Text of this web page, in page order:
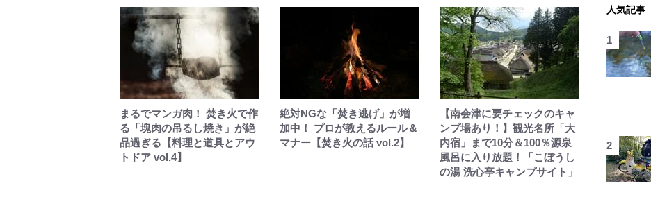
まるでマンガ肉！ 焚き火で作
る「塊肉の吊るし焼き」が絶
品過ぎる【料理と道具とアウ
トドア vol.4】
絶対NGな「焚き逃げ」が増
加中！ プロが教えるルール＆
マナー【焚き火の話 vol.2】
【南会津に要チェックのキャ
ンプ場あり！】観光名所「大
内宿」まで10分＆100％源泉
風呂に入り放題！「こぼうし
の湯 洗心亭キャンプサイト」
人気記事